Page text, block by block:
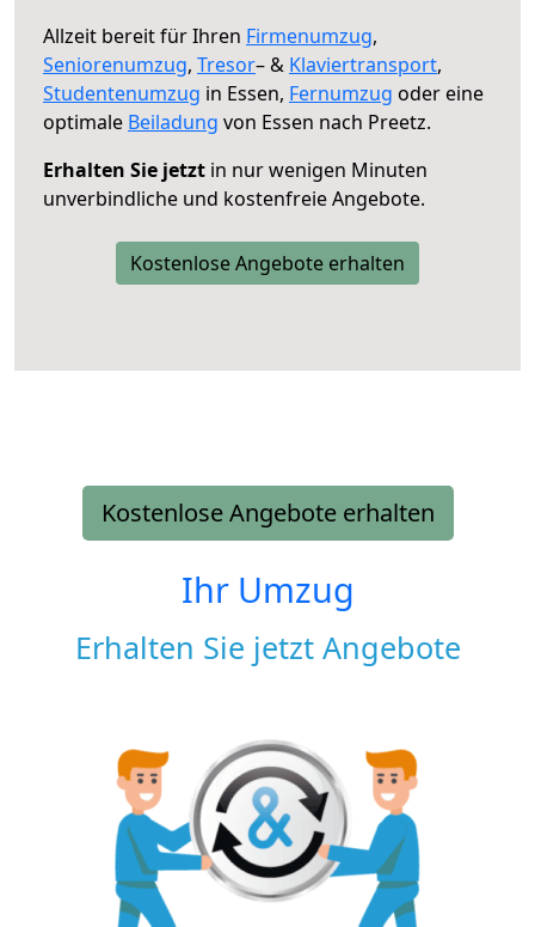
Allzeit bereit für Ihren Firmenumzug,
Seniorenumzug, Tresor– & Klaviertransport,
Studentenumzug in Essen, Fernumzug oder eine
optimale Beiladung von Essen nach Preetz.
Erhalten Sie jetzt in nur wenigen Minuten
unverbindliche und kostenfreie Angebote.
Kostenlose Angebote erhalten
Kostenlose Angebote erhalten
Ihr Umzug
Erhalten Sie jetzt Angebote